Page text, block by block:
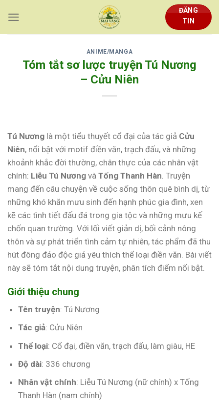
content
ĐĂNG
TIN
ANIME/MANGA
Tóm tắt sơ lược truyện Tú Nương
– Cửu Niên
Tú Nương là một tiểu thuyết cổ đại của tác giả Cửu
Niên, nổi bật với motif điền văn, trạch đấu, và những
khoảnh khắc đời thường, chân thực của các nhân vật
chính: Liễu Tú Nương và Tống Thanh Hàn . Truyện
mang đến câu chuyện về cuộc sống thôn quê bình dị, từ
những khó khăn mưu sinh đến hạnh phúc gia đình, xen
kẽ các tình tiết đấu đá trong gia tộc và những mưu kế
chốn quan trường. Với lối viết giản dị, bối cảnh nông
thôn và sự phát triển tình cảm tự nhiên, tác phẩm đã thu
hút đông đảo độc giả yêu thích thể loại điền văn. Bài viết
này sẽ tóm tắt nội dung truyện, phân tích điểm nổi bật.
Giới thiệu chung
Tên truyện: Tú Nương
Tác giả: Cửu Niên
Thể loại: Cổ đại, điền văn, trạch đấu, làm giàu, HE
Độ dài: 336 chương
Nhân vật chính: Liễu Tú Nương (nữ chính) x Tống
Thanh Hàn (nam chính)